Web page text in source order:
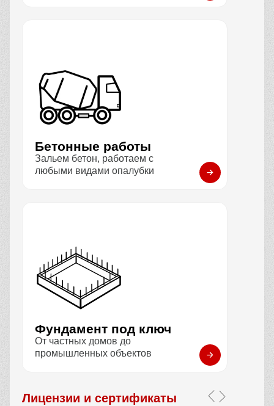
Бетонные работы
Зальем бетон, работаем с
любыми видами опалубки
Фундамент под ключ
От частных домов до
промышленных объектов
Лицензии и сертификаты